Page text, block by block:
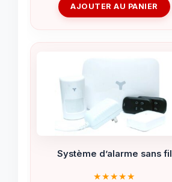
AJOUTER AU PANIER
Système d’alarme sans fil